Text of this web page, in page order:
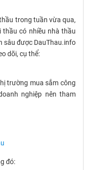
trong tuần vừa qua,
thầu có nhiều nhà thầu
sâu được DauThau.info
dõi, cụ thể:
trường mua sắm công
nghiệp nên tham
đó: